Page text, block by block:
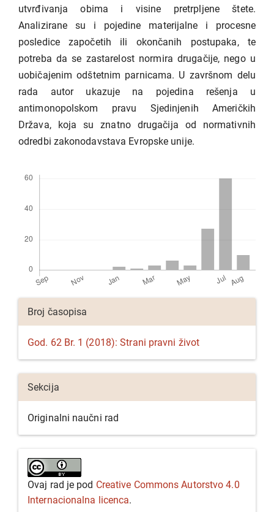
utvrđivanja obima i visine pretrpljene štete.
Analizirane su i pojedine materijalne i procesne
posledice započetih ili okončanih postupaka, te
potreba da se zastarelost normira drugačije, nego u
uobičajenim odštetnim parnicama. U završnom delu
rada autor ukazuje na pojedina rešenja u
antimonopolskom pravu Sjedinjenih Američkih
Država, koja su znatno drugačija od normativnih
odredbi zakonodavstava Evropske unije.
Detalji
članka
Broj časopisa
God. 62 Br. 1 (2018): Strani pravni život
Sekcija
Originalni naučni rad
Ovaj rad je pod Creative Commons Autorstvo 4.0
Internacionalna licenca.